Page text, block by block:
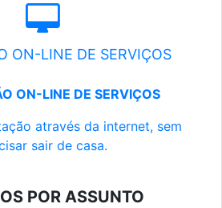
ON-LINE DE SERVIÇOS
ON-LINE DE SERVIÇOS
através da internet, sem
sair de casa.
POR ASSUNTO